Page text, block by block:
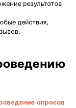
результатов
действия,
опросов